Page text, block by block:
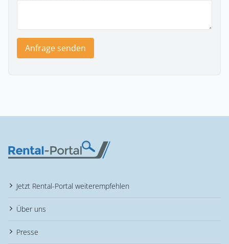
Anfrage senden
Jetzt Rental-Portal weiterempfehlen
Über uns
Presse